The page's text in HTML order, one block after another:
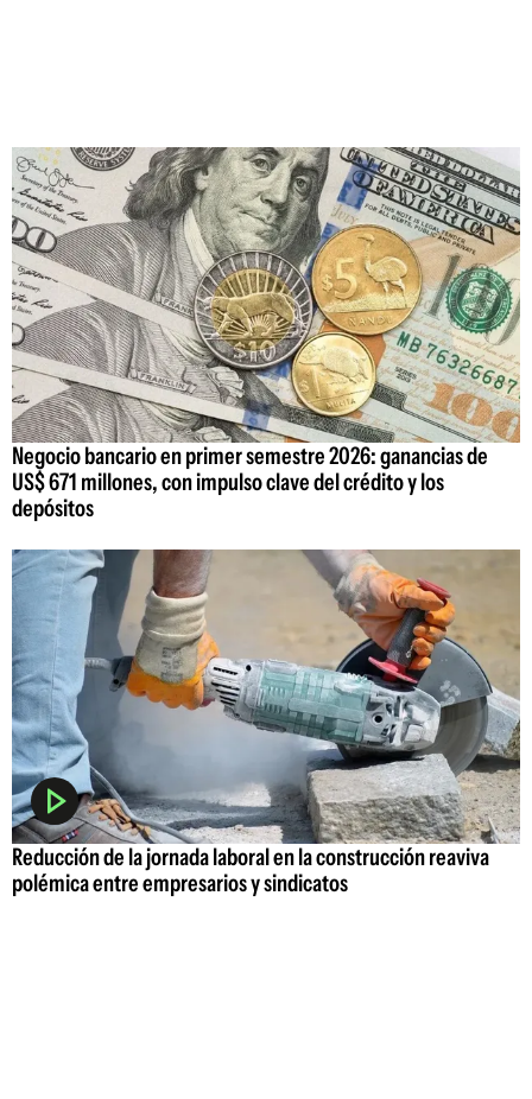
Negocio bancario en primer semestre 2026: ganancias de
US$ 671 millones, con impulso clave del crédito y los
depósitos
Reducción de la jornada laboral en la construcción reaviva
polémica entre empresarios y sindicatos